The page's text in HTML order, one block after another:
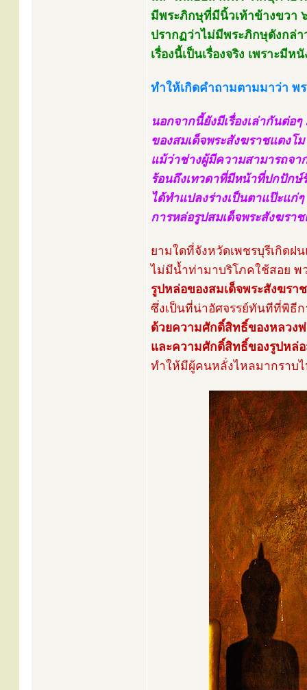
มีพระภิกษุที่มีนิ้วเท้าข้างขวา
ปรากฏว่าไม่มีพระภิกษุดังกล่
เรื่องนี้เป็นเรื่องจริง เพราะมี
ทำให้เกิดคำถามตามมาว่า พ
นอกจากนี้ยังมีเรื่องเล่ากันต่อ
ของสมเด็จพระสังฆราชแตงโ
แม้ว่าช่างผู้มีความสามารถจา
ร้อนถึงเทวดาที่มีหน้าที่ปกปักษ์
ได้ทำแปลงร่างเป็นตาแป๊ะแก่
การหล่อรูปสมเด็จพระสังฆรา
ยามใดที่จังหวัดเพชรบุรีเกิด
ไม่มีน้ำท่ามาบริโภคใช้สอย
รูปหล่อของสมเด็จพระสังฆรา
ซึ่งเป็นที่น่าอัศจรรย์ทันทีที่พิธี
ด้วยความศักดิ์สิทธิ์ของหลวง
และความศักดิ์สิทธิ์ของรูปหล่
ทำให้มีผู้คนหลั่งไหลมากราบไ